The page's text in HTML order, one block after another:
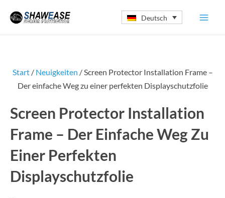
Inhalt
springen
Deutsch
Start/ Neuigkeiten / Screen Protector Installation Frame –
Der einfache Weg zu einer perfekten Displayschutzfolie
Screen Protector Installation
Frame – Der Einfache Weg Zu
Einer Perfekten
Displayschutzfolie